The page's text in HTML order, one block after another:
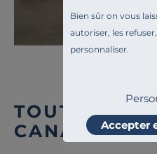
Bien sûr on vous
autoriser, les
personnaliser.
Accepter
TOUTE
CANAPÉS